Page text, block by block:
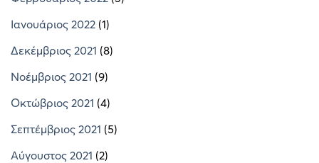
Ιανουάριος 2022 (1)
Δεκέμβριος 2021 (8)
Νοέμβριος 2021 (9)
Οκτώβριος 2021 (4)
Σεπτέμβριος 2021 (5)
Αύγουστος 2021 (2)